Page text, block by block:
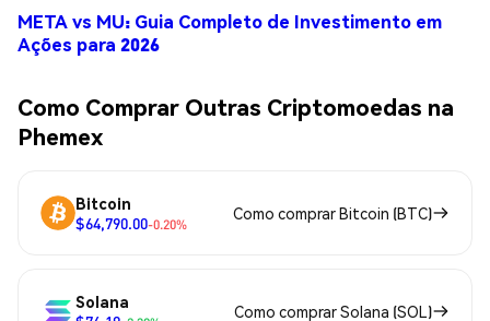
META vs MU: Guia Completo de Investimento em
Ações para 2026
Como Comprar Outras Criptomoedas na
Phemex
Bitcoin
$64,790.00-0.20%
Como comprar Bitcoin (BTC)
Solana
Como comprar Solana (SOL)